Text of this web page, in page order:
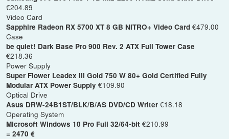
€204.89
Video Card
Sapphire Radeon RX 5700 XT 8 GB NITRO+ Video Card €479.00
Case
be quiet! Dark Base Pro 900 Rev. 2 ATX Full Tower Case
€218.36
Power Supply
Super Flower Leadex III Gold 750 W 80+ Gold Certified Fully
Modular ATX Power Supply €109.90
Optical Drive
Asus DRW-24B1ST/BLK/B/AS DVD/CD Writer €18.18
Operating System
Microsoft Windows 10 Pro Full 32/64-bit €210.99
= 2470 €